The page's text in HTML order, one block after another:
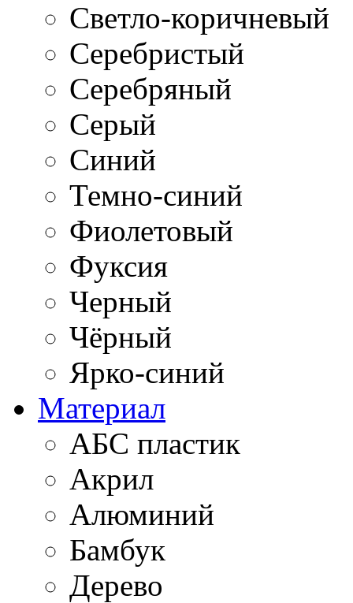
Светло-коричневый
Серебристый
Серебряный
Серый
Синий
Темно-синий
Фиолетовый
Фуксия
Черный
Чёрный
Ярко-синий
Материал
АБС пластик
Акрил
Алюминий
Бамбук
Дерево